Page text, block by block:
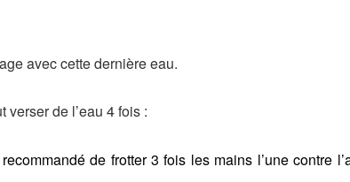
avec cette dernière eau.
verser de l’eau 4 fois :
de frotter 3 fois les mains l’une contre